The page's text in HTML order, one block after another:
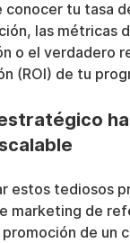
conocer tu tasa
las métricas
o el verdadero
(ROI) de tu
estos tediosos
marketing de
de un